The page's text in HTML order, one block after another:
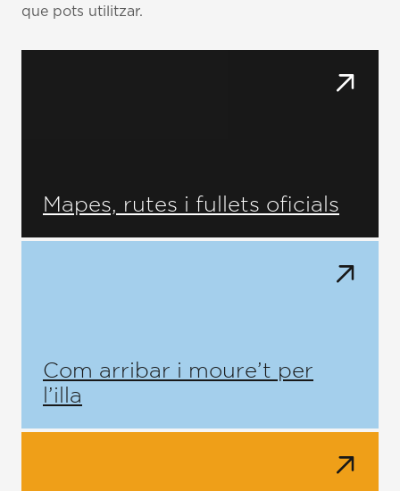
que pots utilitzar.
Mapes, rutes i fullets oficials
Com arribar i moure’t per
l’illa